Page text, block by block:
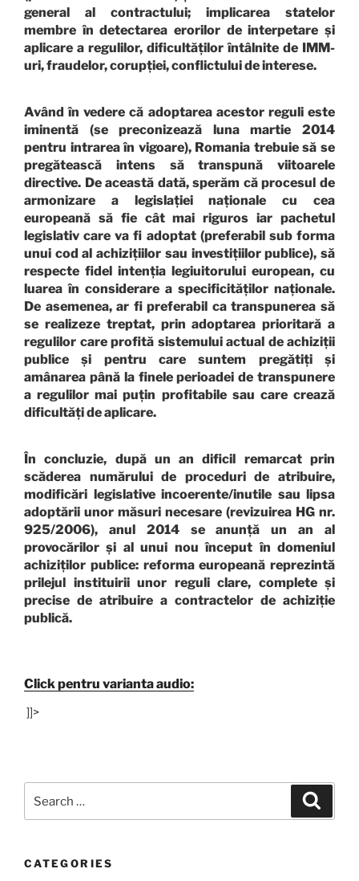
general al contractului; implicarea statelor
membre în detectarea erorilor de interpetare și
aplicare a regulilor, dificultăților întâlnite de IMM-
uri, fraudelor, corupției, conflictului de interese.
Având în vedere că adoptarea acestor reguli este
iminentă (se preconizează luna martie 2014
pentru intrarea în vigoare), Romania trebuie să se
pregătească intens să transpună viitoarele
directive. De această dată, sperăm că procesul de
armonizare a legislației naționale cu cea
europeană să fie cât mai riguros iar pachetul
legislativ care va fi adoptat (preferabil sub forma
unui cod al achizițiilor sau investițiilor publice), să
respecte fidel intenția legiuitorului european, cu
luarea în considerare a specificităților naționale.
De asemenea, ar fi preferabil ca transpunerea să
se realizeze treptat, prin adoptarea prioritară a
regulilor care profită sistemului actual de achiziții
publice și pentru care suntem pregătiți și
amânarea până la finele perioadei de transpunere
a regulilor mai puțin profitabile sau care crează
dificultăți de aplicare.
În concluzie, după un an dificil remarcat prin
scăderea numărului de proceduri de atribuire,
modificări legislative incoerente/inutile sau lipsa
adoptării unor măsuri necesare (revizuirea HG nr.
925/2006), anul 2014 se anunță un an al
provocărilor și al unui nou început în domeniul
achiziților publice: reforma europeană reprezintă
prilejul instituirii unor reguli clare, complete și
precise de atribuire a contractelor de achiziție
publică.
Click pentru varianta audio:
]]>
for:
CATEGORIES